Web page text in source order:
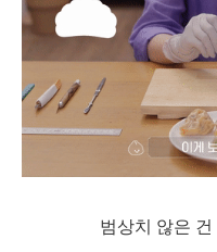
범상치 않은